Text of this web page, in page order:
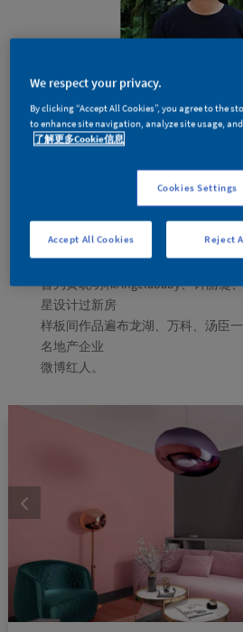
Heddy 黄煌（重庆）
中国知名空间美学设计师、室内设
of Heddy创始人
曾为黄晓明和Angelababy、钟丽缇
星设计过新房
样板间作品遍布龙湖、万科、汤臣
名地产企业
微博红人。
We respect your privacy.
By clicking “Accept All Cookies”, you agree to the
to enhance site navigation, analyze site usage,
了解更多Cookie信息
Cookies Settings
Reject
Accept All Cookies